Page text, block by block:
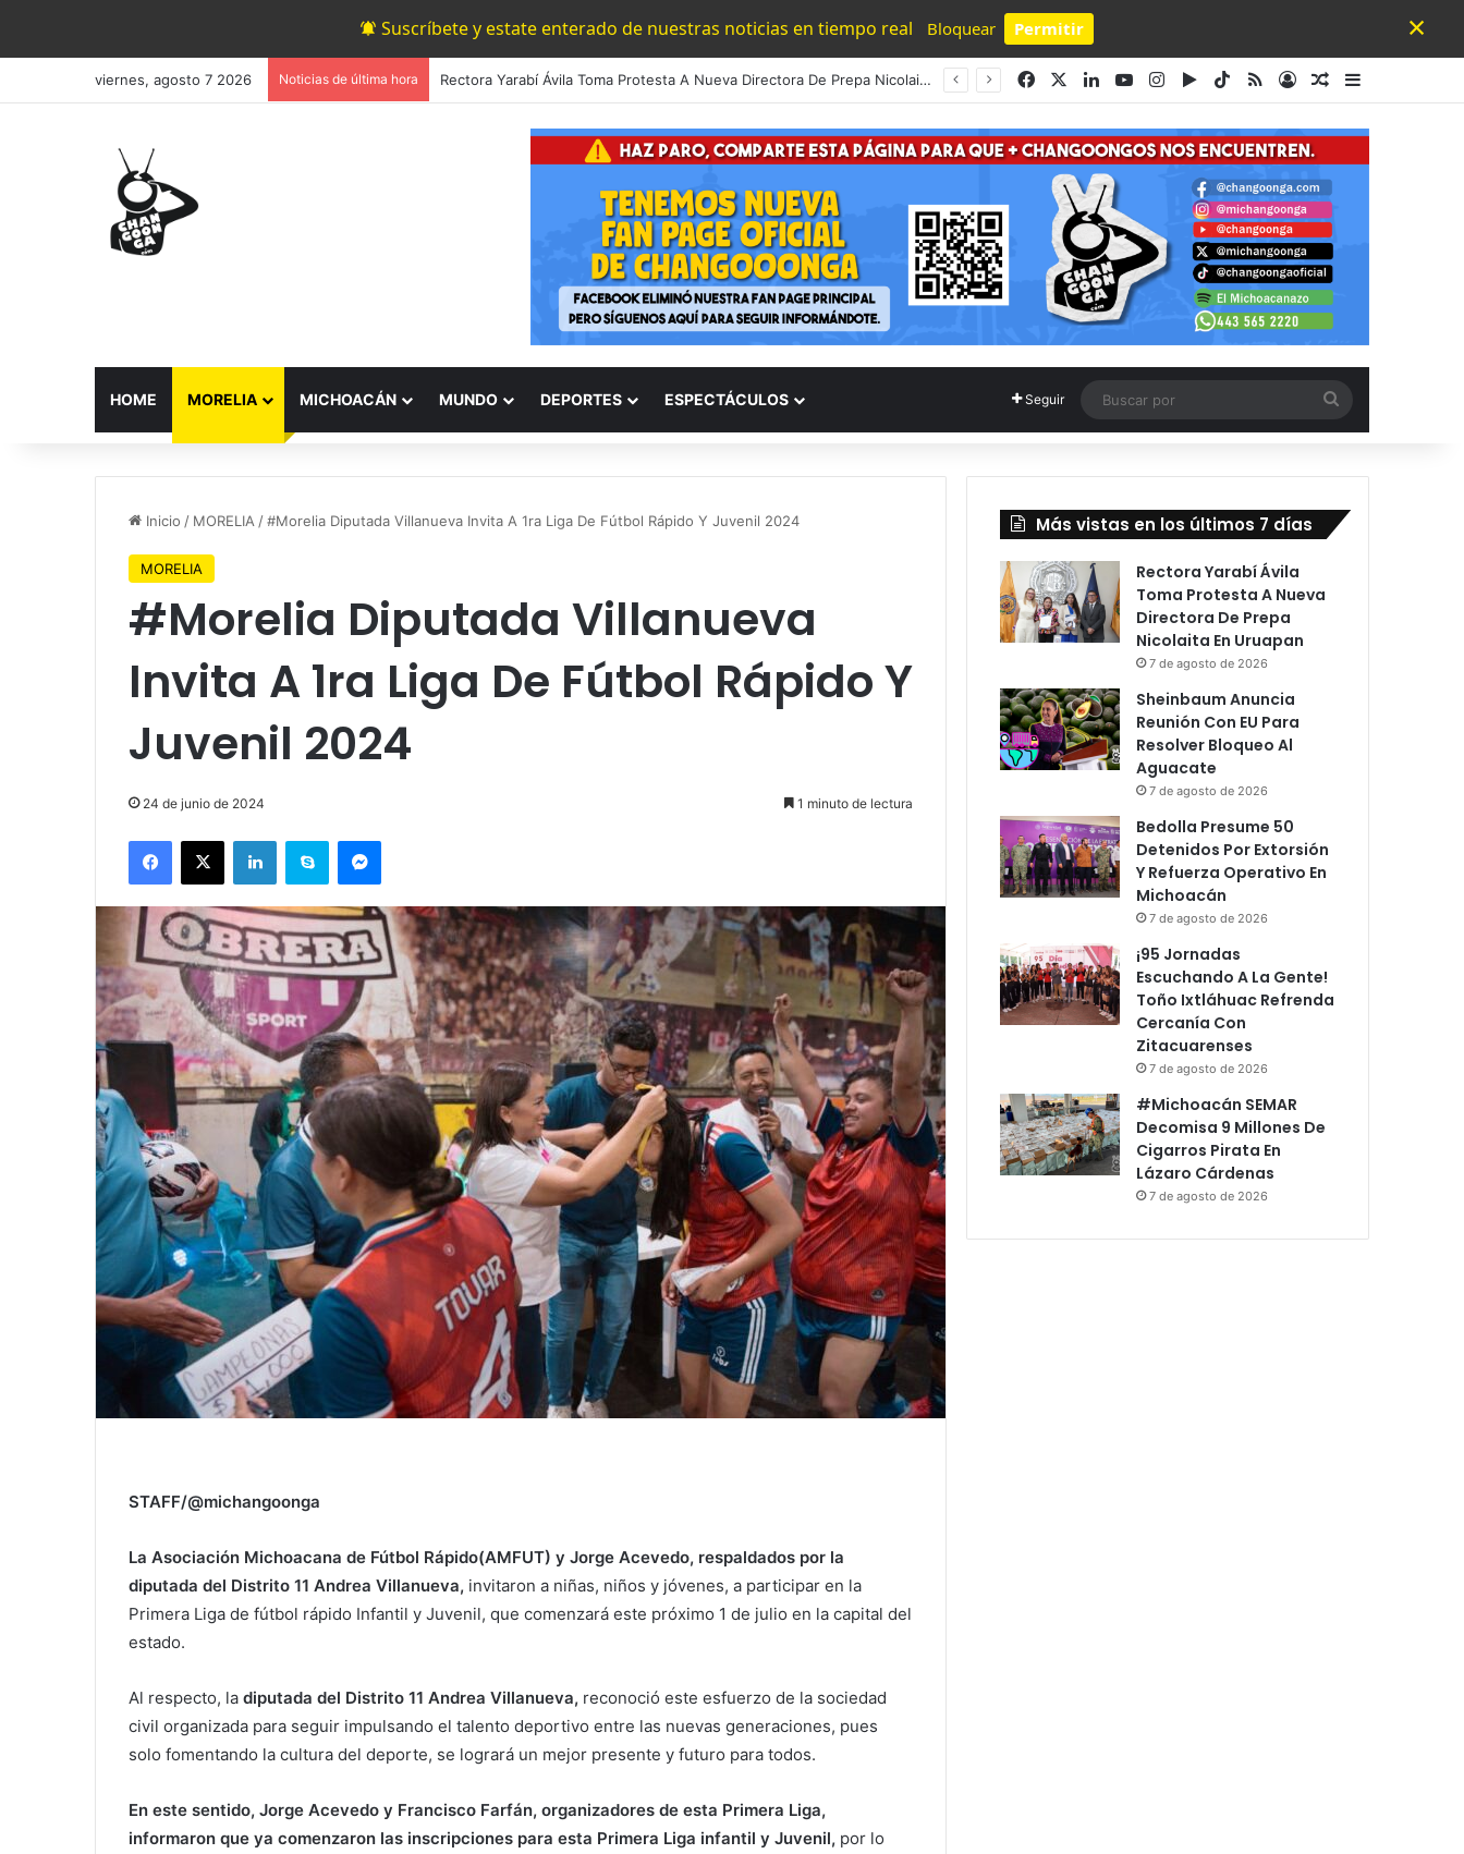
Suscríbete y estate enterado de nuestras noticias en tiempo real Bloquear Permitir
Powered by SendPulse
×
viernes, agosto 7 2026 Noticias de última hora Rectora Yarabí Ávila Toma Protesta A Nueva Directora De Prepa Nicolaita En Uruapan FacebookLinkedInYouTubeInstagram
Google Play
TikTok
RSSAccesoPublicación al
Barra lateral
HOME MORELIA MICHOACÁN MUNDO DEPORTES ESPECTÁCULOS Seguir
por
Inicio / MORELIA /#Morelia Diputada Villanueva Invita A 1ra Liga De Fútbol Rápido Y Juvenil 2024
MORELIA
#Morelia Diputada Villanueva
Invita A 1ra Liga De Fútbol Rápido Y
Juvenil 2024
24 de junio de 2024 1 minuto de lectura
Facebook
X LinkedInSkype Messenger
STAFF/@michangoonga
La Asociación Michoacana de Fútbol Rápido(AMFUT) y Jorge Acevedo, respaldados por la
diputada del Distrito 11 Andrea Villanueva, invitaron a niñas, niños y jóvenes, a participar en la
Primera Liga de fútbol rápido Infantil y Juvenil, que comenzará este próximo 1 de julio en la capital del
estado.
Al respecto, la diputada del Distrito 11 Andrea Villanueva, reconoció este esfuerzo de la sociedad
civil organizada para seguir impulsando el talento deportivo entre las nuevas generaciones, pues
solo fomentando la cultura del deporte, se logrará un mejor presente y futuro para todos.
En este sentido, Jorge Acevedo y Francisco Farfán, organizadores de esta Primera Liga,
informaron que ya comenzaron las inscripciones para esta Primera Liga infantil y Juvenil, por lo
Más vistas en los últimos 7 días
Rectora Yarabí Ávila
Toma Protesta A Nueva
Directora De Prepa
Nicolaita En Uruapan
7 de agosto de 2026
Sheinbaum Anuncia
Reunión Con EU Para
Resolver Bloqueo Al
Aguacate
7 de agosto de 2026
Bedolla Presume 50
Detenidos Por Extorsión
Y Refuerza Operativo En
Michoacán
7 de agosto de 2026
¡95 Jornadas
Escuchando A La Gente!
Toño Ixtláhuac Refrenda
Cercanía Con
Zitacuarenses
7 de agosto de 2026
#Michoacán SEMAR
Decomisa 9 Millones De
Cigarros Pirata En
Lázaro Cárdenas
7 de agosto de 2026